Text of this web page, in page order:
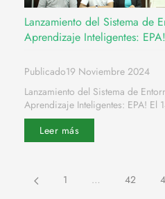
Lanzamiento del Sistema de
Aprendizaje Inteligentes: EPA!
Publicado19 Noviembre 2024
Lanzamiento del Sistema de
Aprendizaje Inteligentes: EPA! El
Leer más
1 … 42